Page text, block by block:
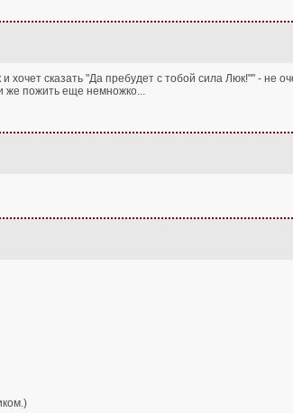
хочет сказать "Да пребудет с тобой сила Люк!"" -
же пожить еще немножко...